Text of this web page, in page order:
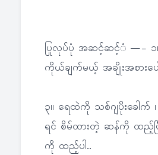
ပြုလုပ်ပုံ အဆင့်ဆင့်ံ —- ၁။ ဒ
ကိုယ်ချက်မယ့် အချိုးအစားပေ
၃။ ရေထဲကို သစ်ဂျပိုးခေါက်
ရင် စိမ်ထားတဲ့ ဆန်ကို ထည့်ပြီ
ကို ထည့်ပါ..